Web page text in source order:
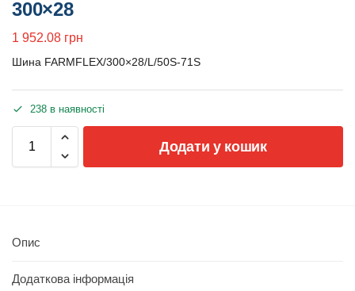
300×28
1 952.08 грн
Шина FARMFLEX/300×28/L/50S-71S
238 в наявності
Додати у кошик
Опис
Додаткова інформація